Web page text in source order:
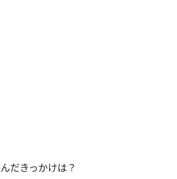
だきっかけは？